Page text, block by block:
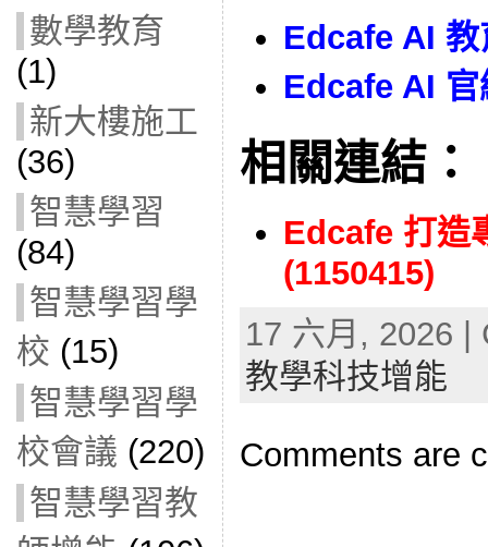
數學教育
(1)
新大樓施工
(36)
智慧學習
(84)
智慧學習學
校 (15)
智慧學習學
校會議 (220)
智慧學習教
Edcafe AI
Edcafe AI 官
相關連結：
Edcafe 打造
(1150415)
17 六月, 2026
教學科技增能
Comments are